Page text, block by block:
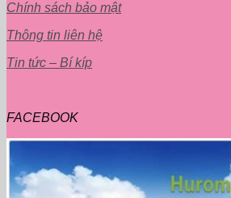
Chính sách bảo mật
Thông tin liên hệ
Tin tức – Bí kíp
FACEBOOK